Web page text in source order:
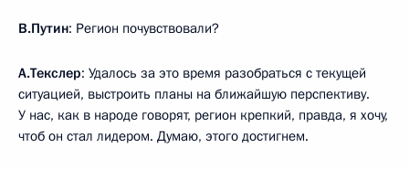
В.Путин: Регион почувствовали?
А.Текслер: Удалось за это время разобраться с текущей
ситуацией, выстроить планы на ближайшую перспективу.
У нас, как в народе говорят, регион крепкий, правда, я хочу,
чтоб он стал лидером. Думаю, этого достигнем.